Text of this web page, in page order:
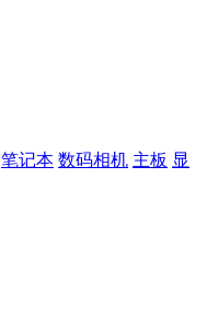
笔记本 数码相机 主板 显